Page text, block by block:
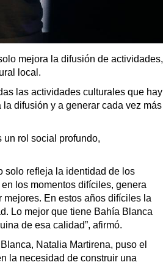
mejora la difusión de actividades,
local.
las actividades culturales que hay
difusión y a generar cada vez más
un rol social profundo,
solo refleja la identidad de los
los momentos difíciles, genera
En estos años difíciles la
Lo mejor que tiene Bahía Blanca
de esa calidad”, afirmó.
Natalia Martirena, puso el
la necesidad de construir una